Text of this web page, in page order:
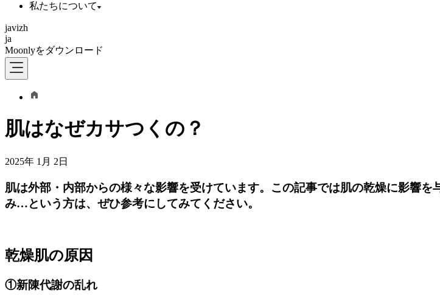
私たちについて
javizh
ja
Moonlyをダウンロード
肌はなぜカサつくの？
2025年 1月 2日
肌は外部・内部からの様々な影響を受けています。この記事では肌の乾燥に影響
み…という方は、ぜひ参考にしてみてください。
乾燥肌の原因
①新陳代謝の乱れ